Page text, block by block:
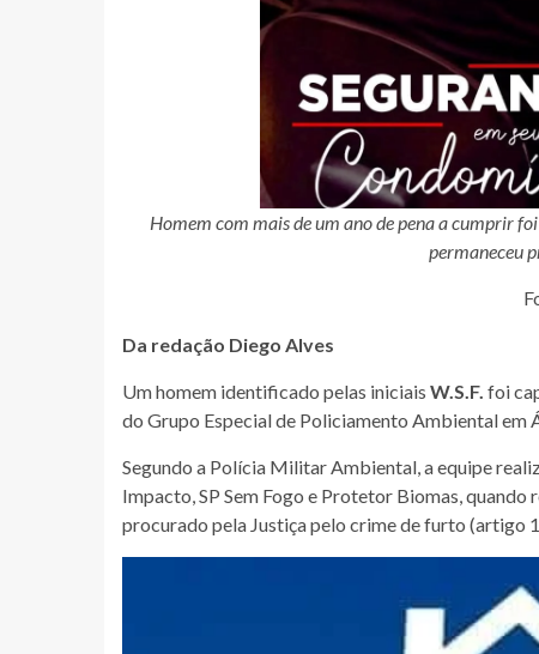
Homem com mais de um ano de pena a cumprir
permaneceu
Da redação Diego Alves
Um homem identificado pelas iniciais W.S.F. foi
do Grupo Especial de Policiamento Ambiental em
Segundo a Polícia Militar Ambiental, a equipe
Impacto, SP Sem Fogo e Protetor Biomas,
procurado pela Justiça pelo crime de furto (artigo